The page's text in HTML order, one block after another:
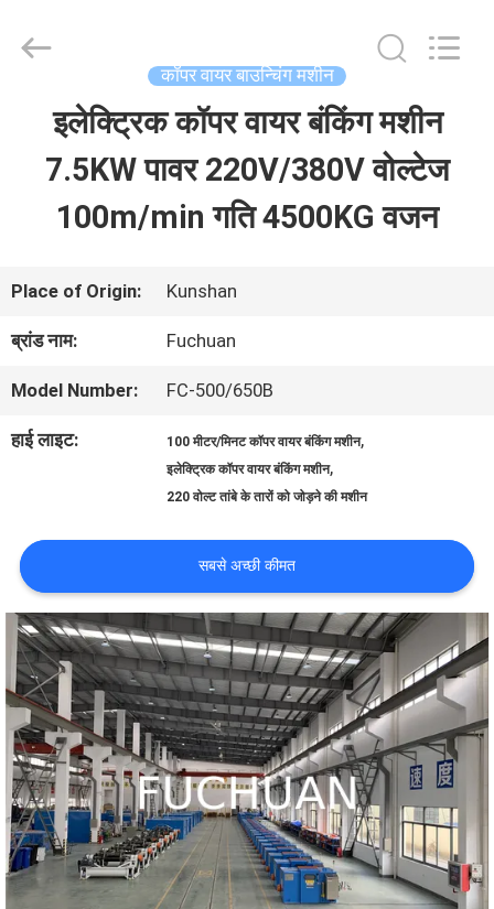
उत्पादों
वीडियो
वीआर
बारे
कारखाने
का
दौरा
गुणवत्ता
नियंत्रण
Electrical
Reserved.
कॉपर वायर बाउन्चिंग मशीन
इलेक्ट्रिक कॉपर वायर बंकिंग मशीन
7.5KW पावर 220V/380V वोल्टेज
100m/min गति 4500KG वजन
Place of Origin: Kunshan
ब्रांड नाम: Fuchuan
Model Number: FC-500/650B
हाई लाइट: 100 मीटर/मिनट कॉपर वायर बंकिंग मशीन,
इलेक्ट्रिक कॉपर वायर बंकिंग मशीन,
220 वोल्ट तांबे के तारों को जोड़ने की मशीन
सबसे अच्छी कीमत